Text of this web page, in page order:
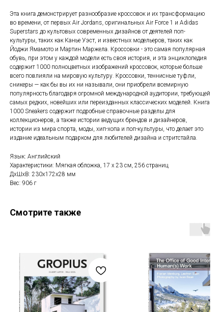
Эта книга демонстрирует разнообразие кроссовок и их трансформацию
во времени, от первых Air Jordans, оригинальных Air Force 1 и Adidas
Superstars до культовых современных дизайнов от деятелей поп-
культуры, таких как Канье Уэст, и известных модельеров, таких как
Йоджи Ямамото и Мартин Маржела. Кроссовки - это самая популярная
обувь, при этом у каждой модели есть своя история, и эта энциклопедия
содержит 1000 полноцветных изображений кроссовок, которые больше
всего повлияли на мировую культуру. Кроссовки, теннисные туфли,
сникеры — как бы вы их ни называли, они приобрели всемирную
популярность благодаря огромной международной аудитории, требующей
самых редких, новейших или переизданных классических моделей. Книга
1000 Sneakers содержит подробные справочные разделы для
коллекционеров, а также истории ведущих брендов и дизайнеров,
истории из мира спорта, моды, хип-хопа и поп-культуры, что делает это
издание идеальным подарком для любителей дизайна и стритстайла.
Язык: Английский
Характеристики: Мягкая обложка, 17 x 23 см, 256 страниц
ДxШxВ: 230x172x28 мм
Вес: 906 г
Смотрите также